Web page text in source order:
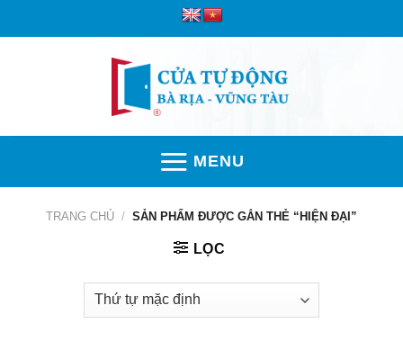
MENU
TRANG CHỦ / SẢN PHẨM ĐƯỢC GẮN THẺ “HIỆN ĐẠI”
LỌC